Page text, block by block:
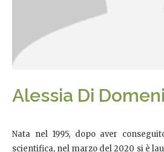
Alessia Di
Nata nel 1995, dopo aver
scientifica, nel marzo del 2020 si è